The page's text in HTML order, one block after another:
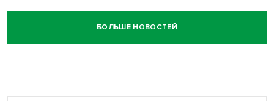
БОЛЬШЕ НОВОСТЕЙ